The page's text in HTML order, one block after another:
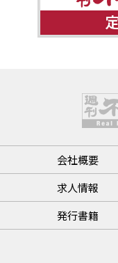
会社概要
求人情報
発行書籍